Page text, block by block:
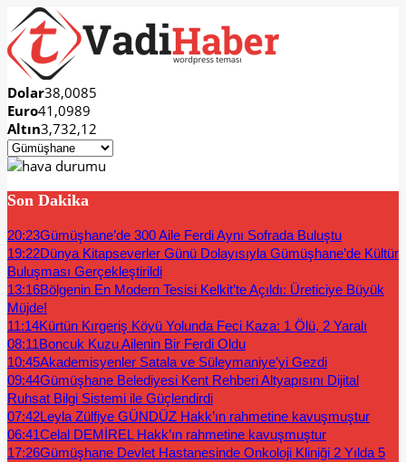
Dolar38,0085
Euro41,0989
Altın3,732,12
Son Dakika
20:23Gümüşhane’de 300 Aile Ferdi Aynı Sofrada Buluştu
19:22Dünya Kitapseverler Günü Dolayısıyla Gümüşhane’de Kültür
Buluşması Gerçekleştirildi
13:16Bölgenin En Modern Tesisi Kelkit’te Açıldı: Üreticiye Büyük
Müjde!
11:14Kürtün Kırgeriş Köyü Yolunda Feci Kaza: 1 Ölü, 2 Yaralı
08:11Boncuk Kuzu Ailenin Bir Ferdi Oldu
10:45Akademisyenler Satala ve Süleymaniye’yi Gezdi
09:44Gümüşhane Belediyesi Kent Rehberi Altyapısını Dijital
Ruhsat Bilgi Sistemi ile Güçlendirdi
07:42Leyla Zülfiye GÜNDÜZ Hakk’ın rahmetine kavuşmuştur
06:41Celal DEMİREL Hakk’ın rahmetine kavuşmuştur
17:26Gümüşhane Devlet Hastanesinde Onkoloji Kliniği 2 Yılda 5